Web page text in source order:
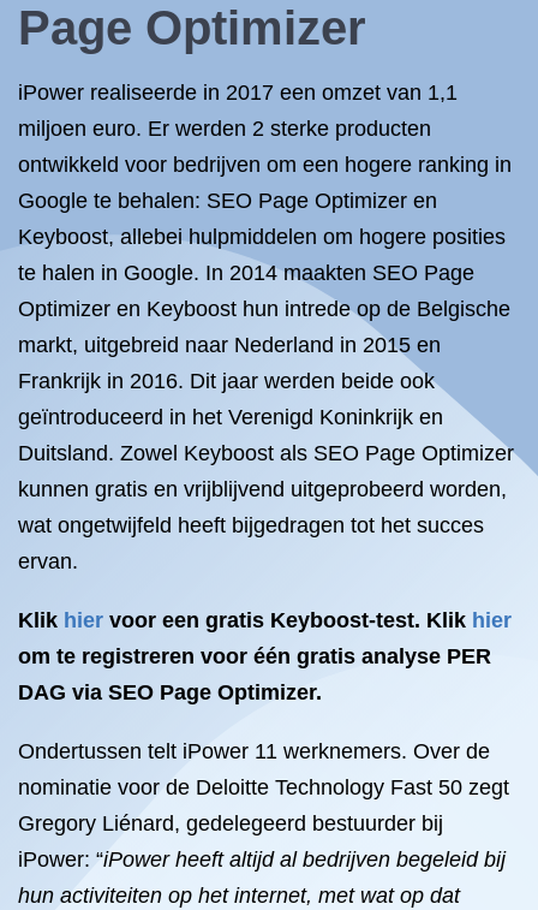
Page Optimizer
iPower realiseerde in 2017 een omzet van 1,1
miljoen euro. Er werden 2 sterke producten
ontwikkeld voor bedrijven om een hogere ranking in
Google te behalen: SEO Page Optimizer en
Keyboost, allebei hulpmiddelen om hogere posities
te halen in Google. In 2014 maakten SEO Page
Optimizer en Keyboost hun intrede op de Belgische
markt, uitgebreid naar Nederland in 2015 en
Frankrijk in 2016. Dit jaar werden beide ook
geïntroduceerd in het Verenigd Koninkrijk en
Duitsland. Zowel Keyboost als SEO Page Optimizer
kunnen gratis en vrijblijvend uitgeprobeerd worden,
wat ongetwijfeld heeft bijgedragen tot het succes
ervan.
Klik hier voor een gratis Keyboost-test. Klik hier
om te registreren voor één gratis analyse PER
DAG via SEO Page Optimizer.
Ondertussen telt iPower 11 werknemers. Over de
nominatie voor de Deloitte Technology Fast 50 zegt
Gregory Liénard, gedelegeerd bestuurder bij
iPower: “iPower heeft altijd al bedrijven begeleid bij
hun activiteiten op het internet, met wat op dat